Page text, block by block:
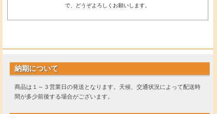
で、どうぞよろしくお願いします。
納期について
商品は１～３営業日の発送となります。天候、交通状況によって配送時
間が多少前後する場合がございます。